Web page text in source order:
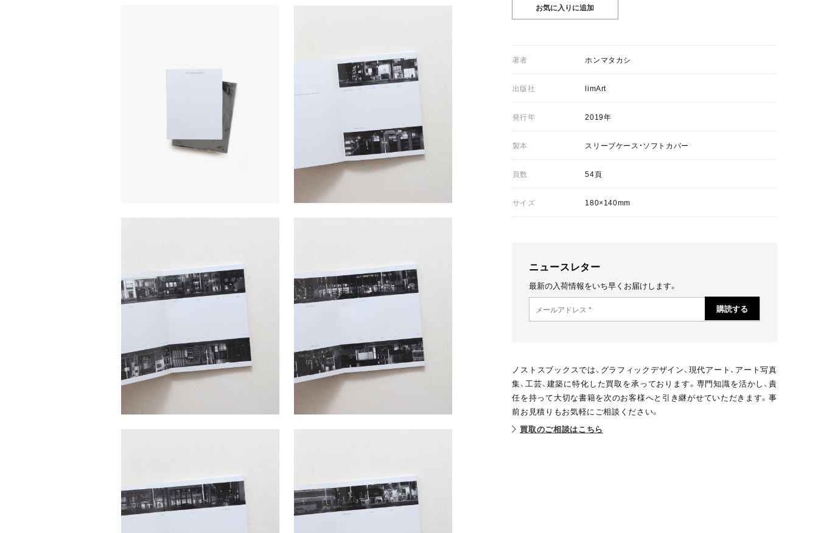
01著者 ホンマタカシ
03出版社 limArt
05発行年 2019年
06製本 スリーブケース・ソフトカバー
07頁数 54頁
08サイズ 180×140mm
ニュースレター
最新の入荷情報をいち早くお届けします。
ノストスブックスでは、グラフィックデザイン、現代アート、アート写真
集、工芸、建築に特化した買取を承っております。専門知識を活かし、責
任を持って大切な書籍を次のお客様へと引き継がせていただきます。事
前お見積りもお気軽にご相談ください。
買取のご相談はこちら